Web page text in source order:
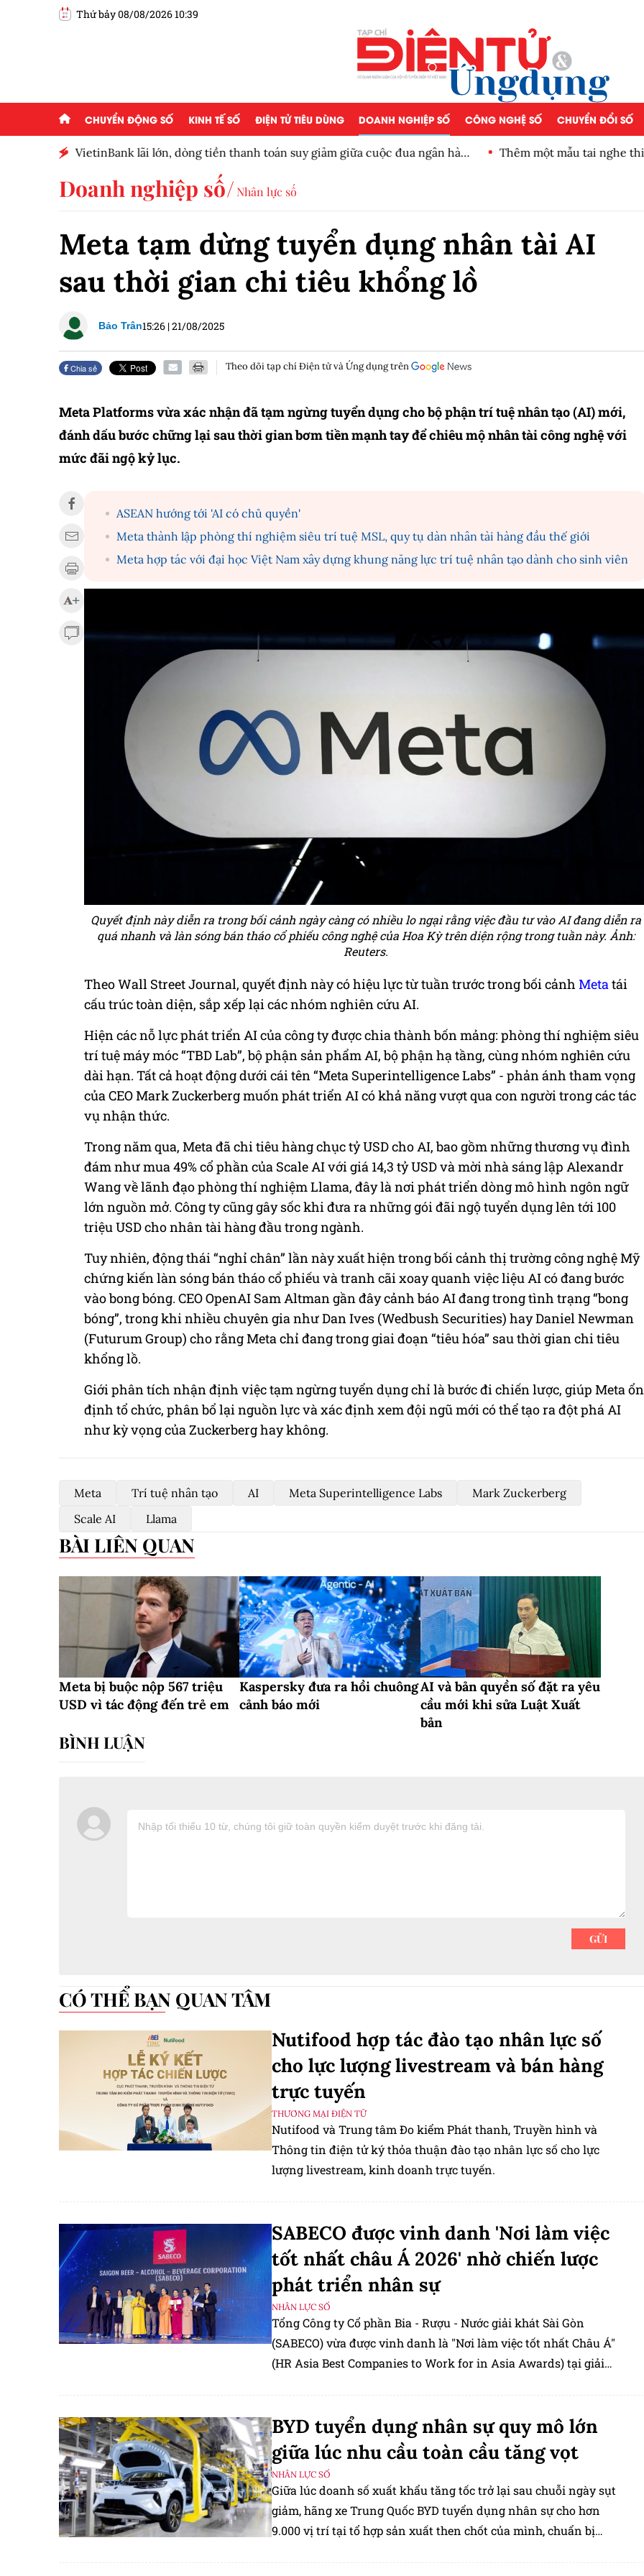
Thứ bảy 08/08/2026 10:39
CHUYỂN ĐỘNG SỐ KINH TẾ SỐ ĐIỆN TỬ TIÊU DÙNG DOANH NGHIỆP SỐ CÔNG NGHỆ SỐ CHUYỂN ĐỔI SỐ
VietinBank lãi lớn, dòng tiền thanh toán suy giảm giữa cuộc đua ngân hàng
Thêm một mẫu tai nghe
Doanh nghiệp số Nhân lực số
Meta tạm dừng tuyển dụng nhân tài AI
sau thời gian chi tiêu khổng lồ
Bảo Trân15:26 |21/08/2025
Chia sẻ Theo dõi tạp chí Điện tử và Ứng dụng trên
Meta Platforms vừa xác nhận đã tạm ngừng tuyển dụng cho bộ phận trí tuệ nhân tạo (AI) mới,
đánh dấu bước chững lại sau thời gian bơm tiền mạnh tay để chiêu mộ nhân tài công nghệ với
mức đãi ngộ kỷ lục.
ASEAN hướng tới 'AI có chủ quyền'
Meta thành lập phòng thí nghiệm siêu trí tuệ MSL, quy tụ dàn nhân tài hàng đầu thế giới
Meta hợp tác với đại học Việt Nam xây dựng khung năng lực trí tuệ nhân tạo dành cho sinh viên
Quyết định này diễn ra trong bối cảnh ngày càng có nhiều lo ngại rằng việc đầu tư vào AI đang diễn ra
quá nhanh và làn sóng bán tháo cổ phiếu công nghệ của Hoa Kỳ trên diện rộng trong tuần này. Ảnh:
Reuters.
Theo Wall Street Journal, quyết định này có hiệu lực từ tuần trước trong bối cảnh Metatái
cấu trúc toàn diện, sắp xếp lại các nhóm nghiên cứu AI.
Hiện các nỗ lực phát triển AI của công ty được chia thành bốn mảng: phòng thí nghiệm siêu
trí tuệ máy móc “TBD Lab”, bộ phận sản phẩm AI, bộ phận hạ tầng, cùng nhóm nghiên cứu
dài hạn. Tất cả hoạt động dưới cái tên “Meta Superintelligence Labs” - phản ánh tham vọng
của CEO Mark Zuckerberg muốn phát triển AI có khả năng vượt qua con người trong các tác
vụ nhận thức.
Trong năm qua, Meta đã chi tiêu hàng chục tỷ USD cho AI, bao gồm những thương vụ đình
đám như mua 49% cổ phần của Scale AI với giá 14,3 tỷ USD và mời nhà sáng lập Alexandr
Wang về lãnh đạo phòng thí nghiệm Llama, đây là nơi phát triển dòng mô hình ngôn ngữ
lớn nguồn mở. Công ty cũng gây sốc khi đưa ra những gói đãi ngộ tuyển dụng lên tới 100
triệu USD cho nhân tài hàng đầu trong ngành.
Tuy nhiên, động thái “nghỉ chân” lần này xuất hiện trong bối cảnh thị trường công nghệ Mỹ
chứng kiến làn sóng bán tháo cổ phiếu và tranh cãi xoay quanh việc liệu AI có đang bước
vào bong bóng. CEO OpenAI Sam Altman gần đây cảnh báo AI đang trong tình trạng “bong
bóng”, trong khi nhiều chuyên gia như Dan Ives (Wedbush Securities) hay Daniel Newman
(Futurum Group) cho rằng Meta chỉ đang trong giai đoạn “tiêu hóa” sau thời gian chi tiêu
khổng lồ.
Giới phân tích nhận định việc tạm ngừng tuyển dụng chỉ là bước đi chiến lược, giúp Meta ổn
định tổ chức, phân bổ lại nguồn lực và xác định xem đội ngũ mới có thể tạo ra đột phá AI
như kỳ vọng của Zuckerberg hay không.
Meta Trí tuệ nhân tạo AI Meta Superintelligence Labs
Mark Zuckerberg
Scale AI
Llama
BÀI LIÊN QUAN
Meta bị buộc nộp 567 triệu
USD vì tác động đến trẻ em
Kaspersky đưa ra hồi chuông
cảnh báo mới
AI và bản quyền số đặt ra yêu
cầu mới khi sửa Luật Xuất
bản
CÓ THỂ BẠN QUAN TÂM
Nutifood hợp tác đào tạo nhân lực số
cho lực lượng livestream và bán hàng
trực tuyến
THƯƠNG MẠI ĐIỆN TỬ
Nutifood và Trung tâm Đo kiểm Phát thanh, Truyền hình và
Thông tin điện tử ký thỏa thuận đào tạo nhân lực số cho lực
lượng livestream, kinh doanh trực tuyến.
SABECO được vinh danh 'Nơi làm việc
tốt nhất châu Á 2026' nhờ chiến lược
phát triển nhân sự
NHÂN LỰC SỐ
Tổng Công ty Cổ phần Bia - Rượu - Nước giải khát Sài Gòn
(SABECO) vừa được vinh danh là "Nơi làm việc tốt nhất Châu Á"
(HR Asia Best Companies to Work for in Asia Awards) tại giải
BYD tuyển dụng nhân sự quy mô lớn
giữa lúc nhu cầu toàn cầu tăng vọt
NHÂN LỰC SỐ
Giữa lúc doanh số xuất khẩu tăng tốc trở lại sau chuỗi ngày sụt
giảm, hãng xe Trung Quốc BYD tuyển dụng nhân sự cho hơn
9.000 vị trí tại tổ hợp sản xuất then chốt của mình, chuẩn bị